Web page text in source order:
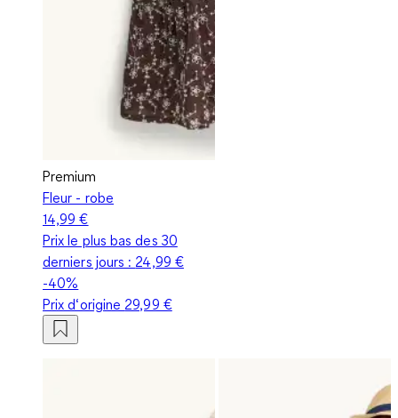
Premium
Fleur - robe
14,99 €
Prix le plus bas des 30
derniers jours : 24,99 €
-40%
Prix d‘origine 29,99 €